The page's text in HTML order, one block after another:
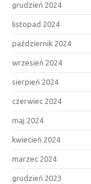
grudzień 2024
listopad 2024
październik 2024
wrzesień 2024
sierpień 2024
czerwiec 2024
maj 2024
kwiecień 2024
marzec 2024
grudzień 2023